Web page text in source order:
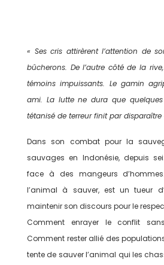
« Ses cris attirèrent l’attention de
bûcherons. De l’autre côté de la
témoins impuissants. Le gamin
ami. La lutte ne dura que quelques
tétanisé de terreur finit par disparaître
Dans son combat pour la
sauvages en Indonésie, depuis
face à des mangeurs
l’animal à sauver, est un tueur
maintenir son discours pour le
Comment enrayer le conflit
Comment rester allié des
tente de sauver l’animal qui les